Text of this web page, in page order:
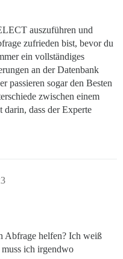
auszuführen und
zufrieden bist, bevor du
ein vollständiges
an der Datenbank
passieren sogar den Besten
zwischen einem
darin, dass der Experte
Abfrage helfen? Ich weiß
ich irgendwo